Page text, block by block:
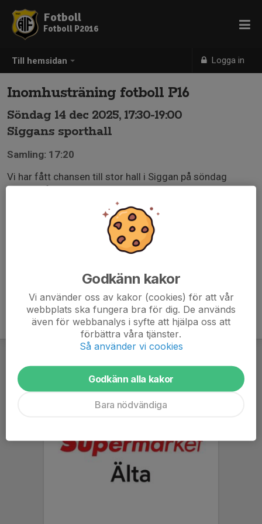
Till hemsidan Logga in
Fotboll
Fotboll P2016
Inomhusträning fotboll P16
Söndag 14 dec 2025, 17:30-19:00
Siggans sporthall
Samling: 17:20
Vi har fått chansen till stor hall i Siggan på söndag
istället så därför lägger vi om kallelsen.
Ni som redan anmält er till ett av passen läggs
automatiskt med i denna kallelse, men avanmäl er om
det inte passar med uppdaterad tid.
Godkänn kakor
Vi använder oss av kakor (cookies) för att vår
webbplats ska fungera bra för dig. De används
även för webbanalys i syfte att hjälpa oss att
förbättra våra tjänster.
Så använder vi cookies
Godkänn alla kakor
Bara nödvändiga